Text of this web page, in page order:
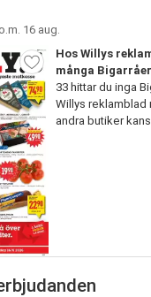
16 aug.
Hos Willys
många
33 hittar du inga
Willys reklamblad
andra butiker